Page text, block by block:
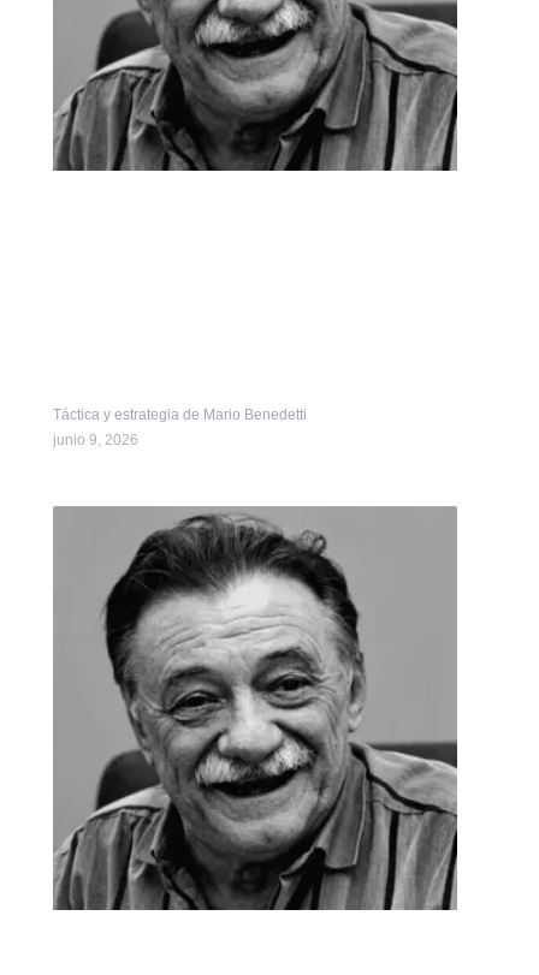
Táctica y estrategia de Mario Benedetti
junio 9, 2026